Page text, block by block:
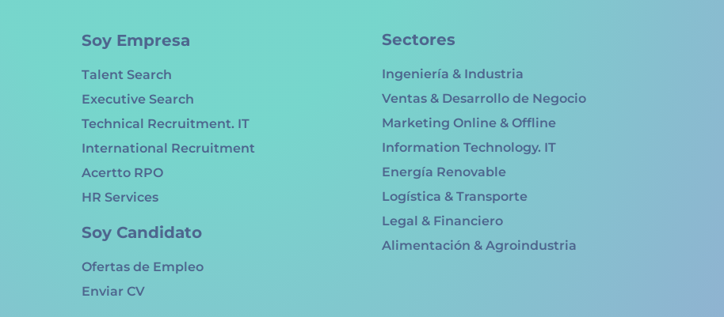
Soy Empresa
Talent Search
Executive Search
Technical Recruitment. IT
International Recruitment
Acertto RPO
HR Services
Soy Candidato
Ofertas de Empleo
Enviar CV
Sectores
Ingeniería & Industria
Ventas & Desarrollo de Negocio
Marketing Online & Offline
Information Technology. IT
Energía Renovable
Logística & Transporte
Legal & Financiero
Alimentación & Agroindustria